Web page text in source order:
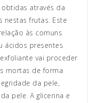
através da
nestas frutas. Este
às comuns
ácidos presentes
vai proceder
mortas de forma
da pele,
pele. A glicerina e